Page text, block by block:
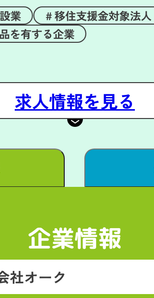
業
移住支援金対象法人
を有する企業
求人情報を見る
企業情報
社オーク